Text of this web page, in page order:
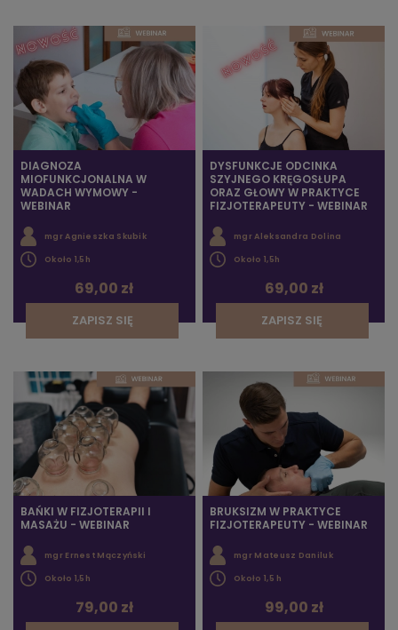
DIAGNOZA
MIOFUNKCJONALNA W
WADACH WYMOWY -
WEBINAR
mgr Agnieszka Skubik
Około 1,5h
69,00 zł
ZAPISZ SIĘ
DYSFUNKCJE ODCINKA
SZYJNEGO KRĘGOSŁUPA
ORAZ GŁOWY W PRAKTYCE
FIZJOTERAPEUTY - WEBINAR
mgr Aleksandra Dolina
Około 1,5h
69,00 zł
ZAPISZ SIĘ
BAŃKI W FIZJOTERAPII I
MASAŻU - WEBINAR
mgr Ernest Mączyński
Około 1,5h
79,00 zł
BRUKSIZM W PRAKTYCE
FIZJOTERAPEUTY - WEBINAR
mgr Mateusz Daniluk
Około 1,5 h
99,00 zł